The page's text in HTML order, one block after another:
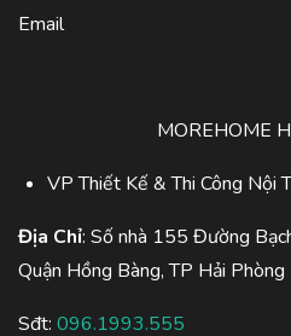
Email
MOREHOME
VP Thiết Kế & Thi Công Nội
Địa Chỉ: Số nhà 155 Đường
Quận Hồng Bàng, TP Hải Phòng
Sđt: 096.1993.555